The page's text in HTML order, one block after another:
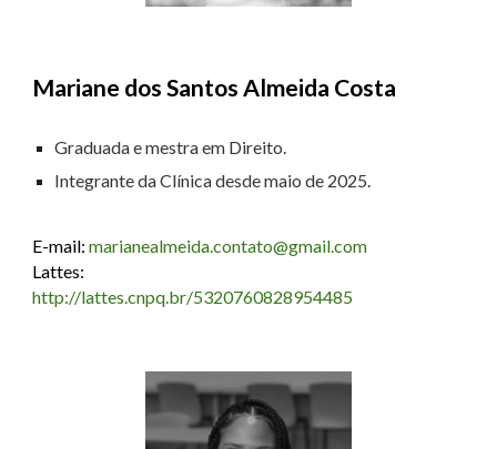
Mariane dos Santos Almeida Costa
Graduadae mestra em Direito.
Integrante da Clínica desdemaiode 2025.
E-mail:marianealmeida.contato@gmail.com
Lattes:
http://lattes.cnpq.br/5320760828954485